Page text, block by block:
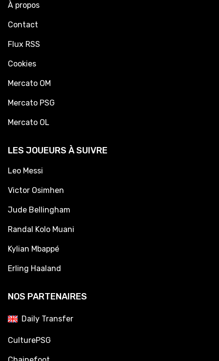
À propos
Contact
Flux RSS
Cookies
Mercato OM
Mercato PSG
Mercato OL
LES JOUEURS À SUIVRE
Leo Messi
Victor Osimhen
Jude Bellingham
Randal Kolo Muani
Kylian Mbappé
Erling Haaland
NOS PARTENAIRES
Daily Transfer
CulturePSG